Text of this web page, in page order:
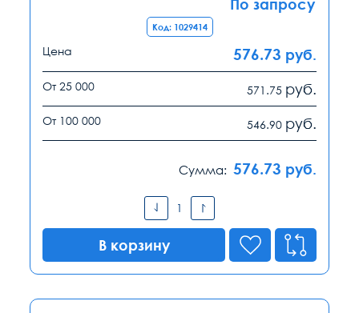
По запросу
Код: 1029414
Цена 576.73 руб.
От 25 000 571.75 руб.
От 100 000 546.90 руб.
Сумма: 576.73 руб.
В корзину